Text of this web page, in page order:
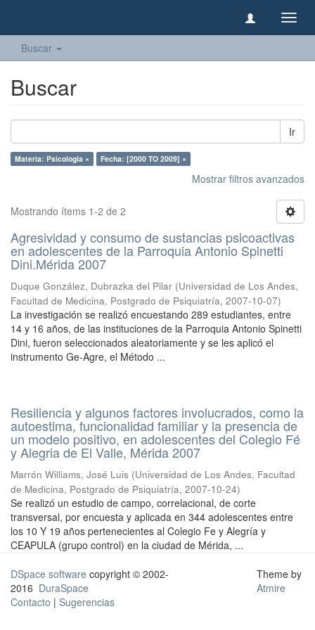
Buscar
Buscar
Ir
Materia: Psicología × Fecha: [2000 TO 2009] ×
Mostrar filtros avanzados
Mostrando ítems 1-2 de 2
Agresividad y consumo de sustancias psicoactivas
en adolescentes de la Parroquia Antonio Spinetti
Dini.Mérida 2007
Duque González, Dubrazka del Pilar (Universidad de Los Andes,
Facultad de Medicina, Postgrado de Psiquiatría, 2007-10-07)
La investigación se realizó encuestando 289 estudiantes, entre
14 y 16 años, de las instituciones de la Parroquia Antonio Spinetti
Dini, fueron seleccionados aleatoriamente y se les aplicó el
instrumento Ge-Agre, el Método ...
Resiliencia y algunos factores involucrados, como la
autoestima, funcionalidad familiar y la presencia de
un modelo positivo, en adolescentes del Colegio Fé
y Alegria de El Valle, Mérida 2007
Marrón Williams, José Luis (Universidad de Los Andes, Facultad
de Medicina, Postgrado de Psiquiatría, 2007-10-24)
Se realizó un estudio de campo, correlacional, de corte
transversal, por encuesta y aplicada en 344 adolescentes entre
los 10 Y 19 años pertenecientes al Colegio Fe y Alegría y
CEAPULA (grupo control) en la ciudad de Mérida, ...
DSpace software copyright © 2002-
2016 DuraSpace
Contacto | Sugerencias
Theme by
Atmire